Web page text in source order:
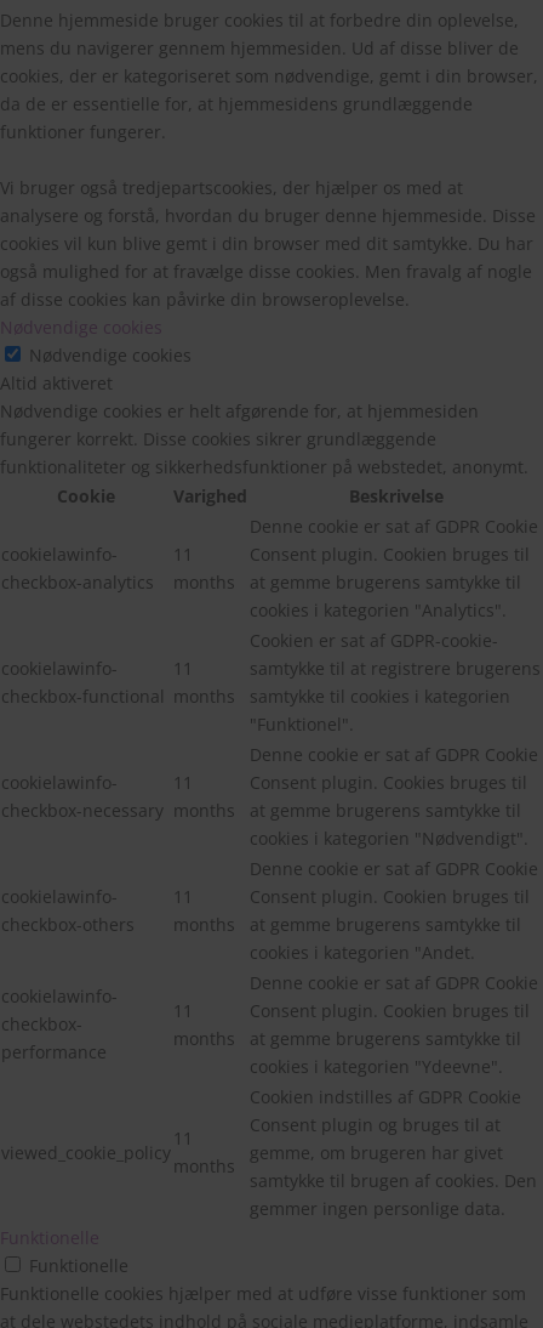
Denne hjemmeside bruger cookies til at forbedre din oplevelse,
mens du navigerer gennem hjemmesiden. Ud af disse bliver de
cookies, der er kategoriseret som nødvendige, gemt i din browser,
da de er essentielle for, at hjemmesidens grundlæggende
funktioner fungerer.
Vi bruger også tredjepartscookies, der hjælper os med at
analysere og forstå, hvordan du bruger denne hjemmeside. Disse
cookies vil kun blive gemt i din browser med dit samtykke. Du har
også mulighed for at fravælge disse cookies. Men fravalg af nogle
af disse cookies kan påvirke din browseroplevelse.
Nødvendige cookies
Nødvendige cookies
Altid aktiveret
Nødvendige cookies er helt afgørende for, at hjemmesiden
fungerer korrekt. Disse cookies sikrer grundlæggende
funktionaliteter og sikkerhedsfunktioner på webstedet, anonymt.
Cookie
Varighed Beskrivelse
cookielawinfo-
checkbox-analytics
11
months
Denne cookie er sat af GDPR Cookie
Consent plugin. Cookien bruges til
at gemme brugerens samtykke til
cookies i kategorien "Analytics".
cookielawinfo-
checkbox-functional
11
months
Cookien er sat af GDPR-cookie-
samtykke til at registrere brugerens
samtykke til cookies i kategorien
"Funktionel".
cookielawinfo-
checkbox-necessary
11
months
Denne cookie er sat af GDPR Cookie
Consent plugin. Cookies bruges til
at gemme brugerens samtykke til
cookies i kategorien "Nødvendigt".
cookielawinfo-
checkbox-others
11
months
Denne cookie er sat af GDPR Cookie
Consent plugin. Cookien bruges til
at gemme brugerens samtykke til
cookies i kategorien "Andet.
cookielawinfo-
checkbox-
performance
11
months
Denne cookie er sat af GDPR Cookie
Consent plugin. Cookien bruges til
at gemme brugerens samtykke til
cookies i kategorien "Ydeevne".
viewed_cookie_policy
11
months
Cookien indstilles af GDPR Cookie
Consent plugin og bruges til at
gemme, om brugeren har givet
samtykke til brugen af cookies. Den
gemmer ingen personlige data.
Funktionelle
Funktionelle
Funktionelle cookies hjælper med at udføre visse funktioner som
at dele webstedets indhold på sociale medieplatforme, indsamle